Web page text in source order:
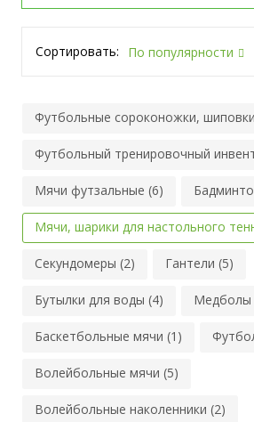
Сортировать: По популярности
Футбольные сороконожки,
Футбольный тренировочный
Мячи футзальные (6)
Мячи, шарики для настольного
Секундомеры (2) Гантели (5)
Бутылки для воды (4) Медболы
Баскетбольные мячи (1)
Волейбольные мячи (5)
Волейбольные наколенники (2)